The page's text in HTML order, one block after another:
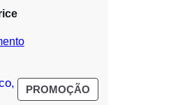
PROMOÇÃO